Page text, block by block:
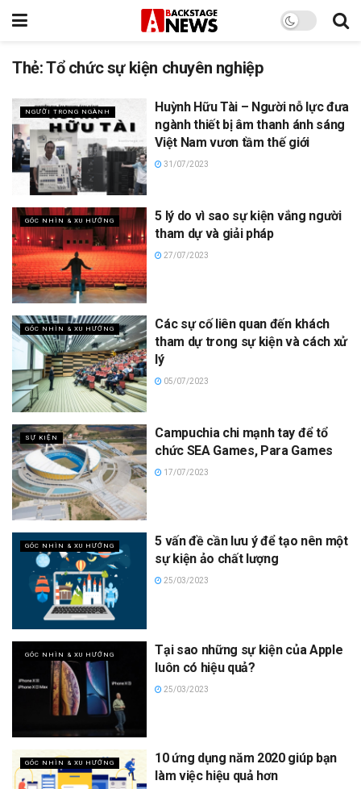
Thẻ:Tổ chức sự kiện chuyên nghiệp
NGƯỜI TRONG NGÀNH
Huỳnh Hữu Tài – Người nỗ lực đưa
ngành thiết bị âm thanh ánh sáng
Việt Nam vươn tầm thế giới
31/07/2023
GÓC NHÌN & XU HƯỚNG
5 lý do vì sao sự kiện vắng người
tham dự và giải pháp
27/07/2023
GÓC NHÌN & XU HƯỚNG
Các sự cố liên quan đến khách
tham dự trong sự kiện và cách xử
lý
05/07/2023
SỰ KIỆN
Campuchia chi mạnh tay để tổ
chức SEA Games, Para Games
17/07/2023
GÓC NHÌN & XU HƯỚNG
5 vấn đề cần lưu ý để tạo nên một
sự kiện ảo chất lượng
25/03/2023
GÓC NHÌN & XU HƯỚNG
Tại sao những sự kiện của Apple
luôn có hiệu quả?
25/03/2023
GÓC NHÌN & XU HƯỚNG
10 ứng dụng năm 2020 giúp bạn
làm việc hiệu quả hơn